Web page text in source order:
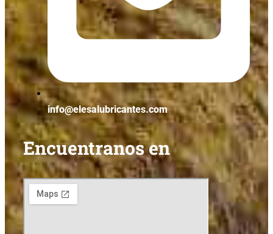
info@elesalubricantes.com
Encuentranos en